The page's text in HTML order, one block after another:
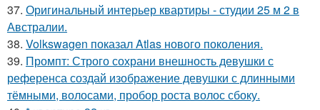
37. Оригинальный интерьер квартиры - студии 25 м 2 в
Австралии.
38. Volkswagen показал Atlas нового поколения.
39. Промпт: Строго сохрани внешность девушки с
референса создай изображение девушки с длинными
тёмными, волосами, пробор роста волос сбоку.